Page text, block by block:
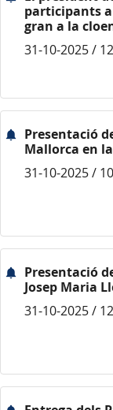
participants
gran a la
31-10-2025 /
Presentació
Mallorca en
31-10-2025 /
Presentació
Josep Maria
31-10-2025 /